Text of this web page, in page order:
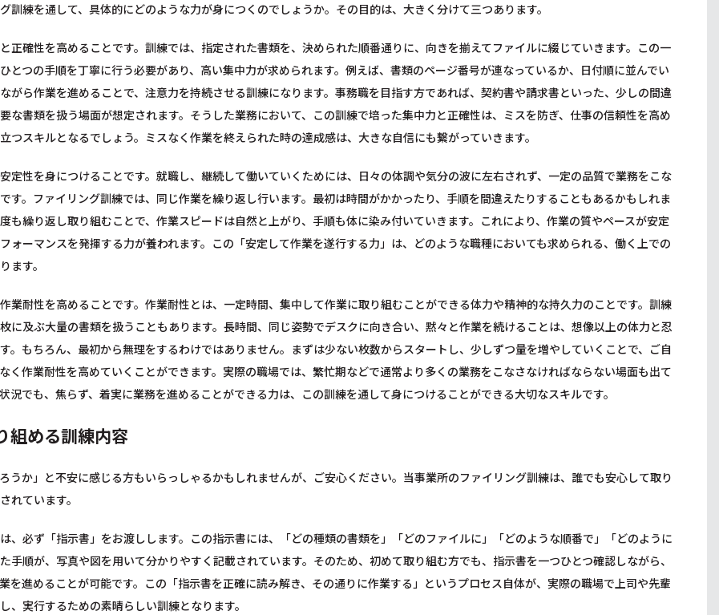
訓練を通して、具体的にどのような力が身につくのでしょうか。その目的は、大きく分けて三つあります。
正確性を高めることです。訓練では、指定された書類を、決められた順番通りに、向きを揃えてファイルに綴じていきます。この一
とつの手順を丁寧に行う必要があり、高い集中力が求められます。例えば、書類のページ番号が連なっているか、日付順に並んでい
がら作業を進めることで、注意力を持続させる訓練になります。事務職を目指す方であれば、契約書や請求書といった、少しの間違
な書類を扱う場面が想定されます。そうした業務において、この訓練で培った集中力と正確性は、ミスを防ぎ、仕事の信頼性を高め
つスキルとなるでしょう。ミスなく作業を終えられた時の達成感は、大きな自信にも繋がっていきます。
定性を身につけることです。就職し、継続して働いていくためには、日々の体調や気分の波に左右されず、一定の品質で業務をこな
す。ファイリング訓練では、同じ作業を繰り返し行います。最初は時間がかかったり、手順を間違えたりすることもあるかもしれま
も繰り返し取り組むことで、作業スピードは自然と上がり、手順も体に染み付いていきます。これにより、作業の質やペースが安定
ォーマンスを発揮する力が養われます。この「安定して作業を遂行する力」は、どのような職種においても求められる、働く上での
ます。
業耐性を高めることです。作業耐性とは、一定時間、集中して作業に取り組むことができる体力や精神的な持久力のことです。訓練
に及ぶ大量の書類を扱うこともあります。長時間、同じ姿勢でデスクに向き合い、黙々と作業を続けることは、想像以上の体力と忍
。もちろん、最初から無理をするわけではありません。まずは少ない枚数からスタートし、少しずつ量を増やしていくことで、ご自
く作業耐性を高めていくことができます。実際の職場では、繁忙期などで通常より多くの業務をこなさなければならない場面も出て
況でも、焦らず、着実に業務を進めることができる力は、この訓練を通して身につけることができる大切なスキルです。
組める訓練内容
ろうか」と不安に感じる方もいらっしゃるかもしれませんが、ご安心ください。当事業所のファイリング訓練は、誰でも安心して取り
れています。
、必ず「指示書」をお渡しします。この指示書には、「どの種類の書類を」「どのファイルに」「どのような順番で」「どのように
手順が、写真や図を用いて分かりやすく記載されています。そのため、初めて取り組む方でも、指示書を一つひとつ確認しながら、
を進めることが可能です。この「指示書を正確に読み解き、その通りに作業する」というプロセス自体が、実際の職場で上司や先輩
、実行するための素晴らしい訓練となります。